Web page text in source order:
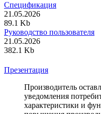
Спецификация
21.05.2026
89.1 Kb
Руководство пользователя
21.05.2026
382.1 Kb
Презентация
Производитель
уведомления
характеристики и